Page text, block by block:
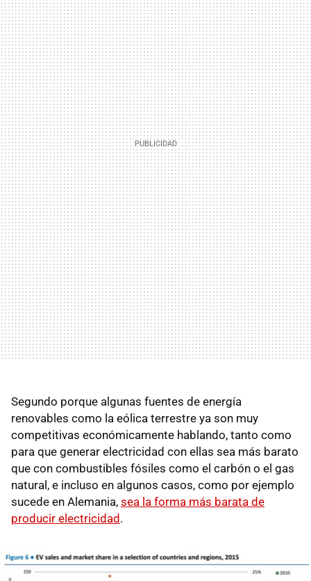
Segundo porque algunas fuentes de energía
renovables como la eólica terrestre ya son muy
competitivas económicamente hablando, tanto como
para que generar electricidad con ellas sea más barato
que con combustibles fósiles como el carbón o el gas
natural, e incluso en algunos casos, como por ejemplo
sucede en Alemania, sea la forma más barata de
producir electricidad.